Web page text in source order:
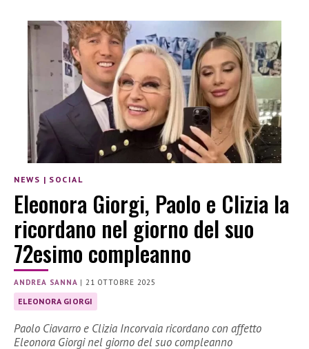
NEWS | SOCIAL
Eleonora Giorgi, Paolo e Clizia la
ricordano nel giorno del suo
72esimo compleanno
ANDREA SANNA | 21 OTTOBRE 2025
ELEONORA GIORGI
Paolo Ciavarro e Clizia Incorvaia ricordano con affetto
Eleonora Giorgi nel giorno del suo compleanno